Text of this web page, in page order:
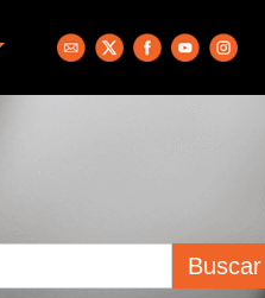
Buscar